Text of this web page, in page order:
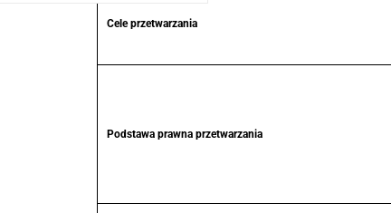
Cele przetwarzania
Podstawa prawna przetwarzania